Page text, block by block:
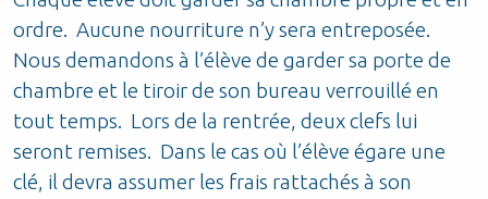
ordre. Aucune nourriture n’y sera entreposée.
Nous demandons à l’élève de garder sa porte de
chambre et le tiroir de son bureau verrouillé en
tout temps. Lors de la rentrée, deux clefs lui
seront remises. Dans le cas où l’élève égare une
clé, il devra assumer les frais rattachés à son